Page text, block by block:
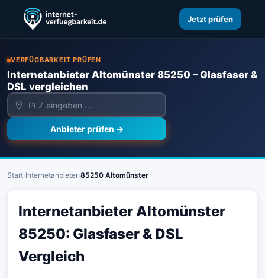
Jetzt prüfen
VERFÜGBARKEIT PRÜFEN
Internetanbieter Altomünster 85250 – Glasfaser &
DSL vergleichen
Anbieter prüfen →
Start›Internetanbieter›85250 Altomünster
Internetanbieter Altomünster
85250: Glasfaser & DSL
Vergleich